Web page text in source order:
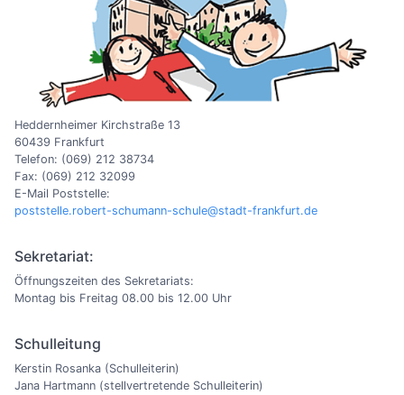
Heddernheimer Kirchstraße 13
60439 Frankfurt
Telefon: (069) 212 38734
Fax: (069) 212 32099
E-Mail Poststelle:
poststelle.robert-schumann-schule@stadt-frankfurt.de
Sekretariat:
Öffnungszeiten des Sekretariats:
Montag bis Freitag 08.00 bis 12.00 Uhr
Schulleitung
Kerstin Rosanka (Schulleiterin)
Jana Hartmann (stellvertretende Schulleiterin)